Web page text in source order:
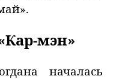
мэн»
началась